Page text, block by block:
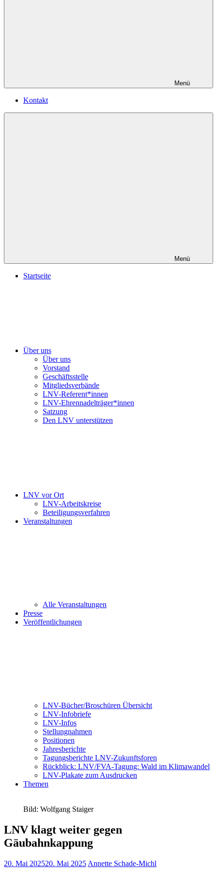
Menü
Kontakt
Menü
Startseite
Über uns
Über uns
Vorstand
Geschäftsstelle
Mitgliedsverbände
LNV-Referent*innen
LNV-Ehrennadelträger*innen
Satzung
Den LNV unterstützen
LNV vor Ort
LNV-Arbeitskreise
Beteiligungsverfahren
Veranstaltungen
Alle Veranstaltungen
Presse
Veröffentlichungen
LNV-Bücher/Broschüren Übersicht
LNV-Infobriefe
LNV-Infos
Stellungnahmen
Positionen
Jahresberichte
Tagungsberichte LNV-Zukunftsforen
Rückblick: LNV/FVA-Tagung: Wald im Klimawandel
LNV-Plakate zum Ausdrucken
Themen
Bild: Wolfgang Staiger
LNV klagt weiter gegen
Gäubahnkappung
20. Mai 202520. Mai 2025 Annette Schade-Michl